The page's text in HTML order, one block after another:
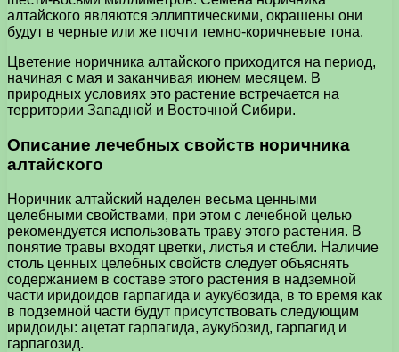
алтайского являются эллиптическими, окрашены они
будут в черные или же почти темно-коричневые тона.
Цветение норичника алтайского приходится на период,
начиная с мая и заканчивая июнем месяцем. В
природных условиях это растение встречается на
территории Западной и Восточной Сибири.
Описание лечебных свойств норичника
алтайского
Норичник алтайский наделен весьма ценными
целебными свойствами, при этом с лечебной целью
рекомендуется использовать траву этого растения. В
понятие травы входят цветки, листья и стебли. Наличие
столь ценных целебных свойств следует объяснять
содержанием в составе этого растения в надземной
части иридоидов гарпагида и аукубозида, в то время как
в подземной части будут присутствовать следующим
иридоиды: ацетат гарпагида, аукубозид, гарпагид и
гарпагозид.